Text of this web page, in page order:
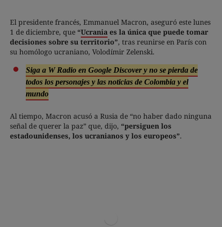
El presidente francés, Emmanuel Macron, aseguró este lunes
1 de diciembre, que “Ucrania es la única que puede tomar
decisiones sobre su territorio”, tras reunirse en París con
su homólogo ucraniano, Volodímir Zelenski.
Siga a W Radio en Google Discover y no se pierda de
todos los personajes y las noticias de Colombia y el
mundo
Al tiempo, Macron acusó a Rusia de “no haber dado ninguna
señal de querer la paz” que, dijo, “persiguen los
estadounidenses, los ucranianos y los europeos”.